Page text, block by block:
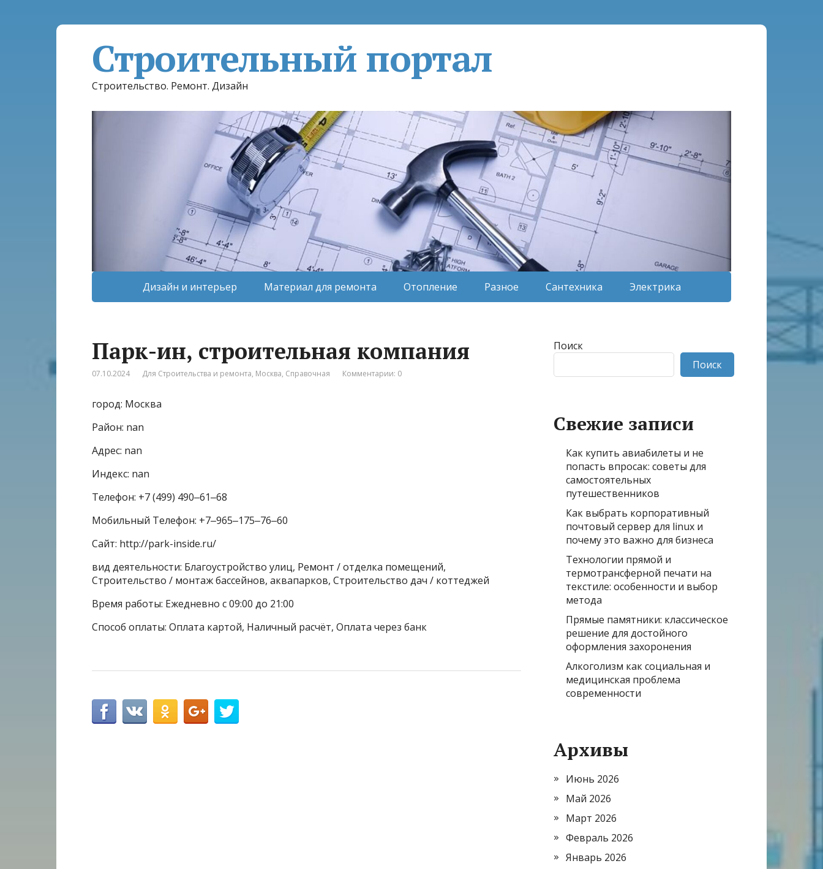
Строительный портал
Строительство. Ремонт. Дизайн
Дизайн и интерьер Материал для ремонта Отопление Разное Сантехника Электрика
Парк-ин, строительная компания
07.10.2024 Для Строительства и ремонта, Москва, Справочная Комментарии: 0
город: Москва
Район: nan
Адрес: nan
Индекс: nan
Телефон: +7 (499) 490‒61‒68
Мобильный Телефон: +7‒965‒175‒76‒60
Сайт: http://park-inside.ru/
вид деятельности: Благоустройство улиц, Ремонт / отделка помещений,
Строительство / монтаж бассейнов, аквапарков, Строительство дач / коттеджей
Время работы: Ежедневно с 09:00 до 21:00
Способ оплаты: Оплата картой, Наличный расчёт, Оплата через банк
Поиск
Поиск
Свежие записи
Как купить авиабилеты и не
попасть впросак: советы для
самостоятельных
путешественников
Как выбрать корпоративный
почтовый сервер для linux и
почему это важно для бизнеса
Технологии прямой и
термотрансферной печати на
текстиле: особенности и выбор
метода
Прямые памятники: классическое
решение для достойного
оформления захоронения
Алкоголизм как социальная и
медицинская проблема
современности
Архивы
Июнь 2026
Май 2026
Март 2026
Февраль 2026
Январь 2026